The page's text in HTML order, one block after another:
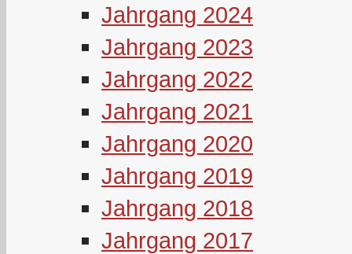
Jahrgang 2024
Jahrgang 2023
Jahrgang 2022
Jahrgang 2021
Jahrgang 2020
Jahrgang 2019
Jahrgang 2018
Jahrgang 2017